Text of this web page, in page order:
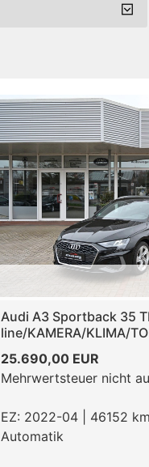
Audi A3 Sportback 35
line/KAMERA/KLIMA/
25.690,00 EUR
Mehrwertsteuer nicht
EZ: 2022-04 | 46152 km
Automatik